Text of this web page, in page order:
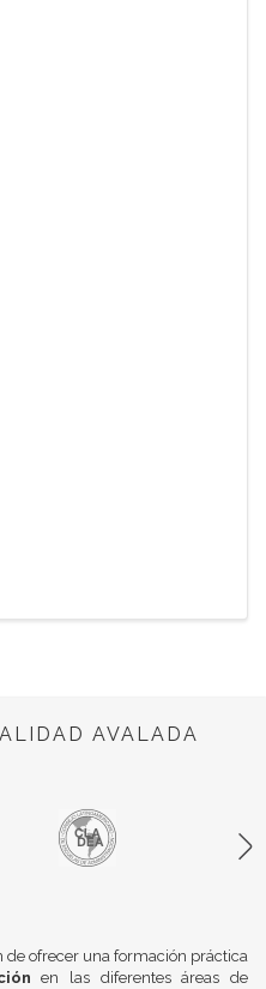
AVALADA
de ofrecer una formación práctica
en las diferentes áreas de